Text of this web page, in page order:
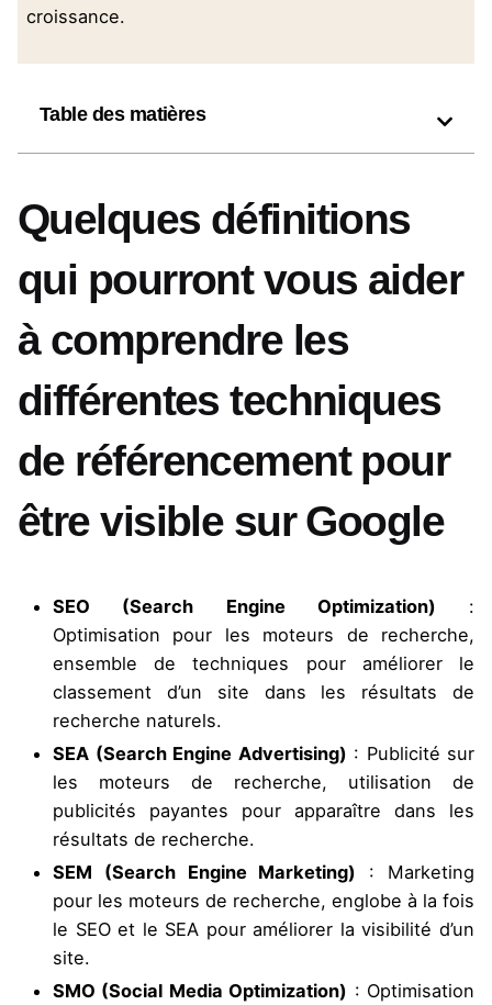
croissance.
Table des matières
Quelques définitions
qui pourront vous aider
à comprendre les
différentes techniques
de référencement pour
être visible sur Google
SEO (Search Engine Optimization) :
Optimisation pour les moteurs de recherche,
ensemble de techniques pour améliorer le
classement d’un site dans les résultats de
recherche naturels.
SEA (Search Engine Advertising) : Publicité sur
les moteurs de recherche, utilisation de
publicités payantes pour apparaître dans les
résultats de recherche.
SEM (Search Engine Marketing) : Marketing
pour les moteurs de recherche, englobe à la fois
le SEO et le SEA pour améliorer la visibilité d’un
site.
SMO (Social Media Optimization) : Optimisation